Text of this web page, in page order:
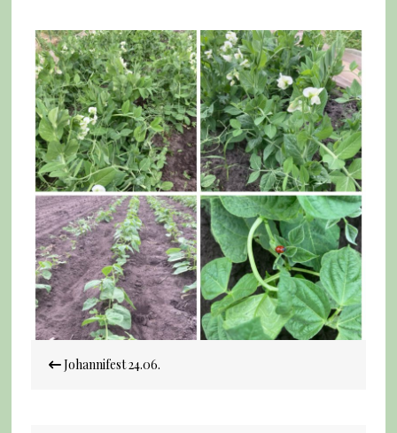
Navigation
Johannifest 24.06.